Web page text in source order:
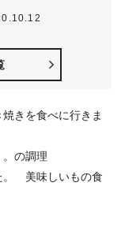
きを食べに行きま
の調理
美味しいもの食